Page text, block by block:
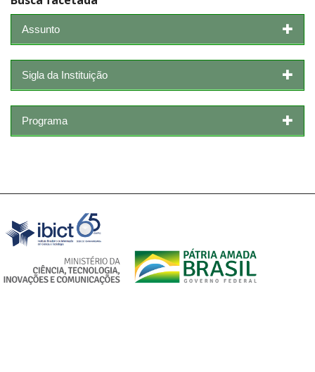
Assunto
Sigla da Instituição
Programa